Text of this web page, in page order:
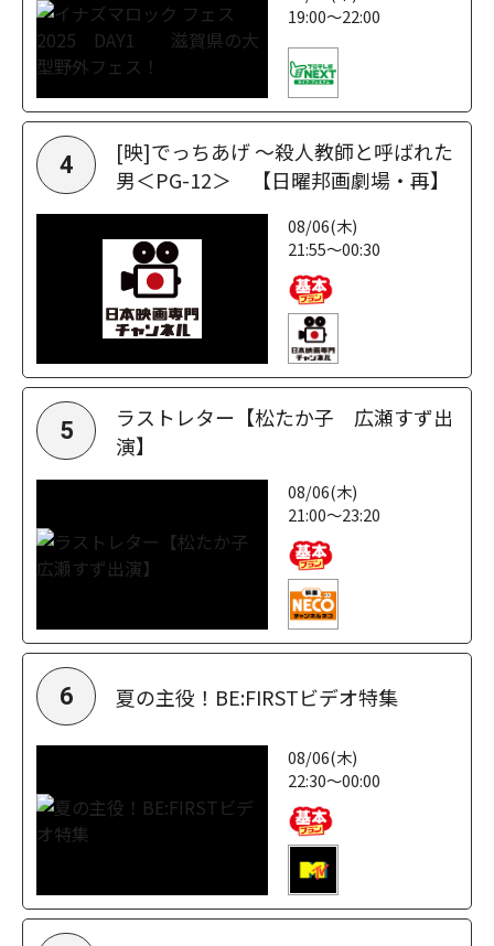
19:00～22:00
4
[映]でっちあげ ～殺人教師と呼ばれた
男＜PG-12＞ 【日曜邦画劇場・再】
08/06(木)
21:55～00:30
5
ラストレター【松たか子 広瀬すず出
演】
08/06(木)
21:00～23:20
6 夏の主役！BE:FIRSTビデオ特集
08/06(木)
22:30～00:00